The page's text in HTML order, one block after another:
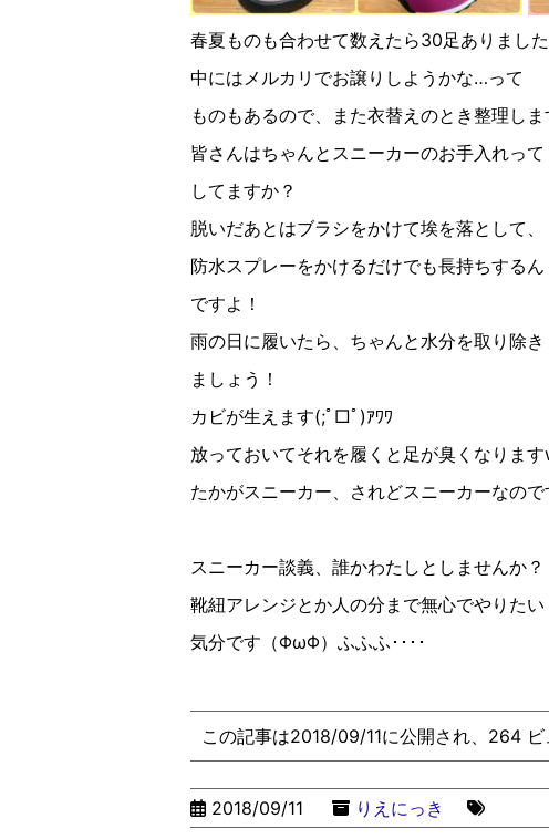
春夏ものも合わせて数えたら30足ありました
中にはメルカリでお譲りしようかな…って
ものもあるので、また衣替えのとき整理しま
皆さんはちゃんとスニーカーのお手入れって
してますか？
脱いだあとはブラシをかけて埃を落として、
防水スプレーをかけるだけでも長持ちするん
ですよ！
雨の日に履いたら、ちゃんと水分を取り除き
ましょう！
カビが生えます(;ﾟ□ﾟ︎)ｱﾜﾜ
放っておいてそれを履くと足が臭くなりま
たかがスニーカー、されどスニーカーなので
スニーカー談義、誰かわたしとしませんか？
靴紐アレンジとか人の分まで無心でやりたい
気分です（ΦωΦ）ふふふ････
この記事は2018/09/11に公開され、264 ビ
2018/09/11 りえにっき